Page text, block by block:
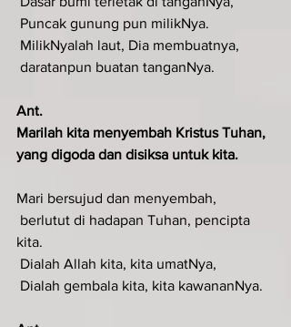
Puncak gunung pun milikNya.
MilikNyalah laut, Dia membuatnya,
daratanpun buatan tanganNya.
Ant.
Marilah kita menyembah Kristus Tuhan,
yang digoda dan disiksa untuk kita.
Mari bersujud dan menyembah,
kita.
Dialah Allah kita, kita umatNya,
Dialah gembala kita, kita kawananNya.